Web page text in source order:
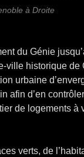
à Droite
du Génie
ville historique de
urbaine
afin d’en
de logements à
verts, de